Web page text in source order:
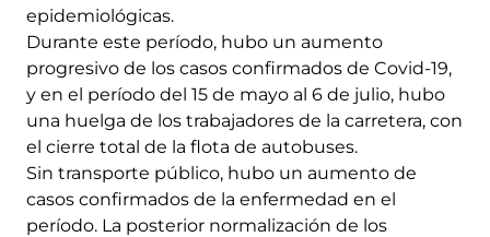
epidemiológicas.
Durante este período, hubo un aumento
progresivo de los casos confirmados de Covid-19,
y en el período del 15 de mayo al 6 de julio, hubo
una huelga de los trabajadores de la carretera, con
el cierre total de la flota de autobuses.
Sin transporte público, hubo un aumento de
casos confirmados de la enfermedad en el
período. La posterior normalización de los